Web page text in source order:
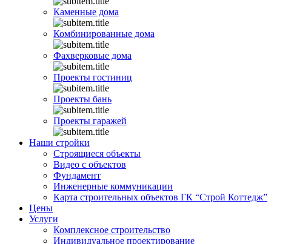
Каменные дома
Комбинированные дома
Фахверковые дома
Проекты гостиниц
Проекты бань
Проекты гаражей
Наши стройки
Строящиеся объекты
Видео с объектов
Фундамент
Инженерные коммуникации
Карта строительных объектов ГК “Строй Коттедж”
Цены
Услуги
Комплексное строительство
Индивидуальное проектирование